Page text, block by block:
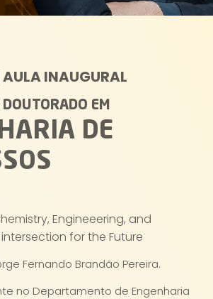
INAUGURAL
EM
DE
Engineeering, and
for the Future
Fernando Brandão Pereira.
no Departamento de Engenharia